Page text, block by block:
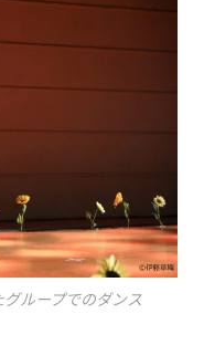
ループでのダンス